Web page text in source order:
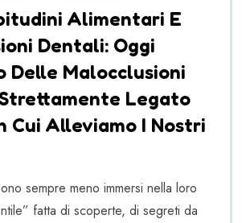
Alimentari E
Dentali: Oggi
Delle Malocclusioni
Legato
Cui Alleviamo I Nostri
sempre meno immersi nella loro
fatta di scoperte, di segreti da